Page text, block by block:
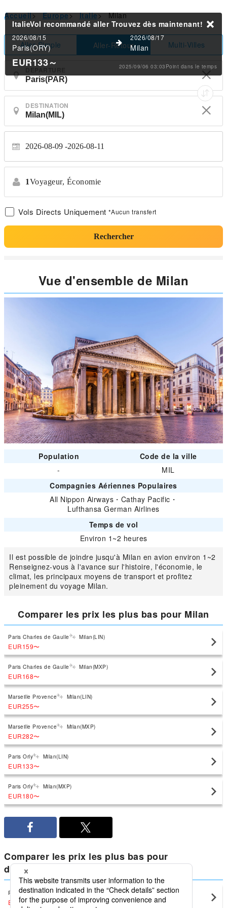
Accueil> Europe> Italie> Milan
Aller Simple Aller-Retour Multi-Villes
DESTINATION
2026-08-09 2026-08-11
1Voyageur, Économie
Vols Directs Uniquement *Aucun transfert
Rechercher
ItalieVol recommandé allerTrouvez dès maintenant!
2026/08/15
Paris(ORY)
2026/08/17
Milan
EUR133～ 2025/09/06 03:03Point dans le temps
Vue d'ensemble de Milan
Population
Code de la ville
-
MIL
Compagnies Aériennes Populaires
All Nippon Airways ・ Cathay Pacific ・
Lufthansa German Airlines
Temps de vol
Environ 1~2 heures
Il est possible de joindre jusqu'à Milan en avion environ 1~2
Renseignez-vous à l'avance sur l'histoire, l'économie, le
climat, les principaux moyens de transport et profitez
pleinement du voyage Milan.
Comparer les prix les plus bas pour Milan
Paris Charles de Gaulle Milan(LIN)
EUR159〜
Paris Charles de Gaulle Milan(MXP)
EUR168〜
Marseille Provence Milan(LIN)
EUR255〜
Marseille Provence Milan(MXP)
EUR282〜
Paris Orly Milan(LIN)
EUR133〜
Paris Orly Milan(MXP)
EUR180〜
Comparer les prix les plus bas pour
domestique Italie à partir de Milan
Rome Milan(LIN)
EUR103〜